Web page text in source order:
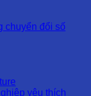
chuyển đổi số
yêu thích